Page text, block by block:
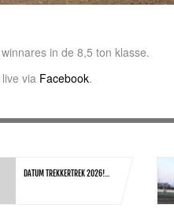
in de 8,5 ton klasse.
via Facebook.
DATUM TREKKERTREK 2026!...